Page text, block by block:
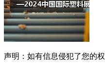
声明：如有信息侵犯了您的